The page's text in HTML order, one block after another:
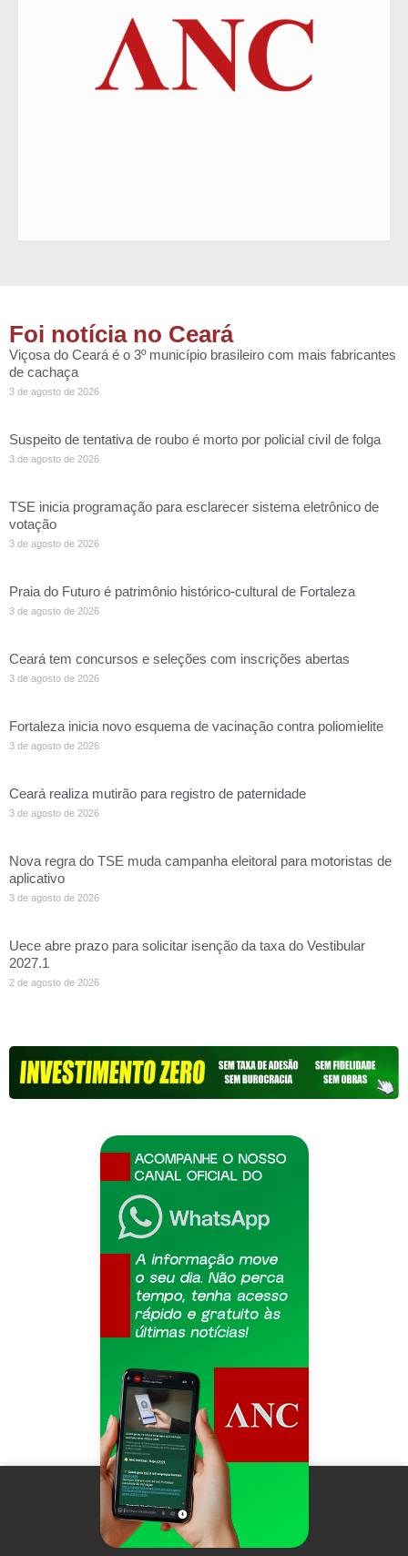
Foi notícia no Ceará
Viçosa do Ceará é o 3º município brasileiro com mais fabricantes
de cachaça
3 de agosto de 2026
Suspeito de tentativa de roubo é morto por policial civil de folga
3 de agosto de 2026
TSE inicia programação para esclarecer sistema eletrônico de
votação
3 de agosto de 2026
Praia do Futuro é patrimônio histórico-cultural de Fortaleza
3 de agosto de 2026
Ceará tem concursos e seleções com inscrições abertas
3 de agosto de 2026
Fortaleza inicia novo esquema de vacinação contra poliomielite
3 de agosto de 2026
Ceará realiza mutirão para registro de paternidade
3 de agosto de 2026
Nova regra do TSE muda campanha eleitoral para motoristas de
aplicativo
3 de agosto de 2026
Uece abre prazo para solicitar isenção da taxa do Vestibular
2027.1
2 de agosto de 2026